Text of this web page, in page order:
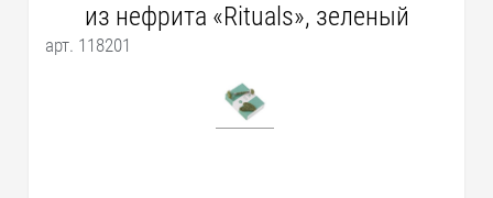
из нефрита «Rituals», зеленый
арт. 118201